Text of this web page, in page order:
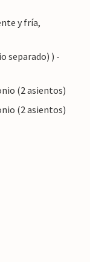
y fría,
separado) ) -
(2 asientos)
(2 asientos)